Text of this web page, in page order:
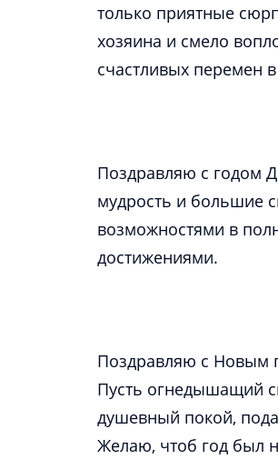
только приятные
хозяина и смело
Поздравляю с годом
мудрость и большие
возможностями в
Поздравляю с Новым
Пусть огнедышащий
душевный покой,
Желаю, чтоб год был